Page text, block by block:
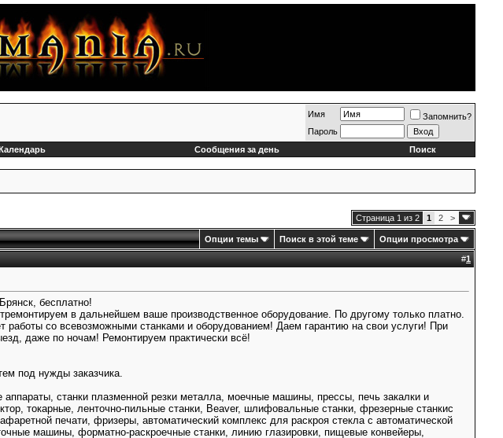
Имя
Запомнить?
Пароль
Сообщения за день Поиск
Страница 1 из 2 1 2 >
Опции темы Поиск в этой теме Опции просмотра
#1
бесплатно!
в дальнейшем ваше производственное оборудование. По другому только платно.
со всевозможными станками и оборудованием! Даем гарантию на свои услуги! При
даже по ночам! Ремонтируем практически всё!
под нужды заказчика.
станки плазменной резки металла, моечные машины, прессы, печь закалки и
токарные, ленточно-пильные станки, Beaver, шлифовальные станки, фрезерные станкис
печати, фризеры, автоматический комплекс для раскроя стекла с автоматической
машины, форматно-раскроечные станки, линию глазировки, пищевые конвейеры,